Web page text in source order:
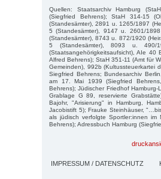
Quellen: Staatsarchiv Hamburg
(Siegfried Behrens); StaH 314-15
(Standesämter), 2891 u. 1265/1897
5 (Standesämter), 9147 u. 2601/
(Standesämter), 8743 u. 872/1920
5 (Standesämter), 8093 u. 490/
(Staatsangehörigkeitsaufsicht), AIe 40
Alfred Behrens); StaH 351-11 (Amt für
Gemeinden), 992b (Kultussteuerkartei
Siegfried Behrens; Bundesarchiv
am 17. Mai 1939 (Siegfried
Behrens); Jüdischer Friedhof
Grablage G 89, reservierte
Bajohr, "Arisierung" in Hamburg,
Jacobistift 5); Frauke Steinhäuser,
als jüdisch verfolgte Sportler:innen im
Behrens); Adressbuch Hamburg
IMPRESSUM / DATENSCHUTZ